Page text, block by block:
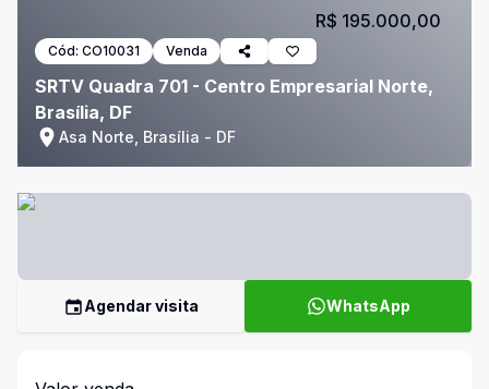
Cód: CO10031 Venda
SRTV Quadra 701 - Centro Empresarial Norte,
Brasília, DF
Asa Norte, Brasília - DF
R$ 195.000,00
Agendar visita WhatsApp